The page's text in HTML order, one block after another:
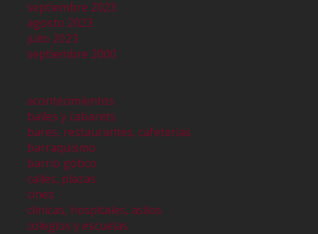
septiembre 2023
agosto 2023
julio 2023
septiembre 2000
acontecimientos
bailes y cabarets
bares, restaurantes, cafeterías
barraquismo
barrio gótico
calles, plazas
cines
clinicas, hospitales, asilos
colegios y escuelas